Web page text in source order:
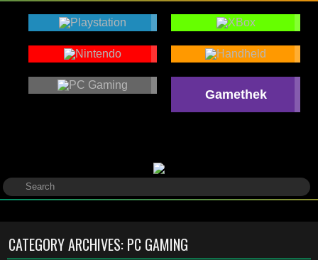
Gamethek
CATEGORY ARCHIVES: PC GAMING